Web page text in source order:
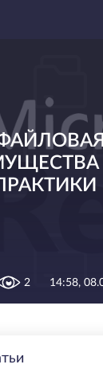
2 14:58,